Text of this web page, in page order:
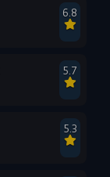
6.8
5.7
5.3